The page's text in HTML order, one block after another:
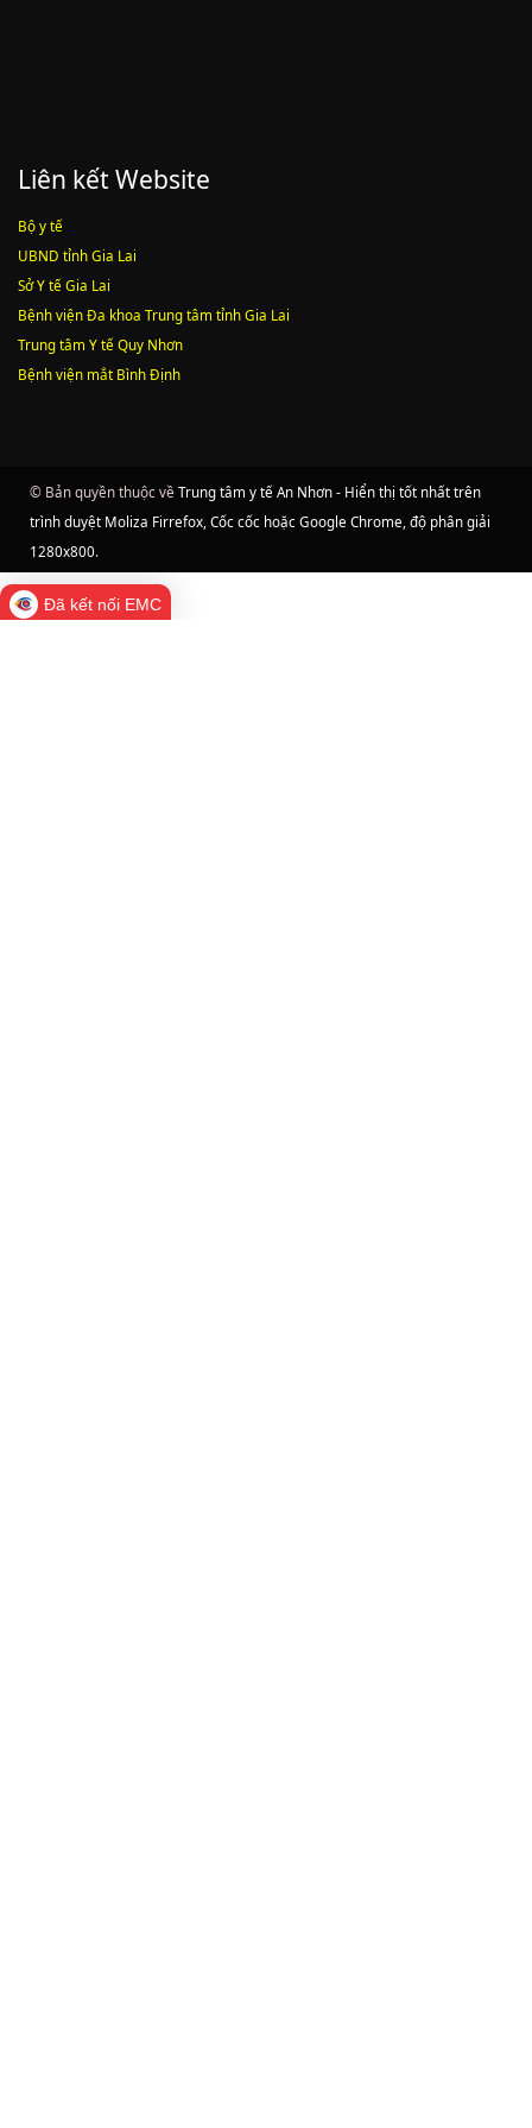
Liên kết Website
Bộ y tế
UBND tỉnh Gia Lai
Sở Y tế Gia Lai
Bệnh viện Đa khoa Trung tâm tỉnh Gia Lai
Trung tâm Y tế Quy Nhơn
Bệnh viện mắt Bình Định
© Bản quyền thuộc về Trung tâm y tế An Nhơn - Hiển thị tốt nhất trên
trình duyệt Moliza Firrefox, Cốc cốc hoặc Google Chrome, độ phân giải
1280x800.
Đã kết nối EMC